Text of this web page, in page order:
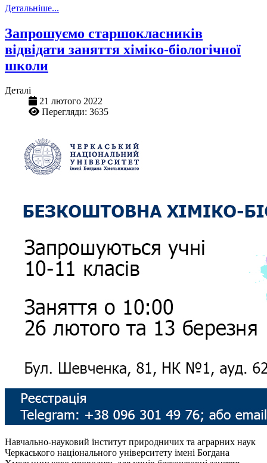
Детальніше...
Запрошуємо старшокласників
відвідати заняття хіміко-біологічної
школи
Деталі
21 лютого 2022
Перегляди: 3635
Навчально-науковий інститут природничих та аграрних наук
Черкаського національного університету імені Богдана